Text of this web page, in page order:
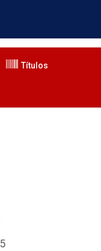
Títulos